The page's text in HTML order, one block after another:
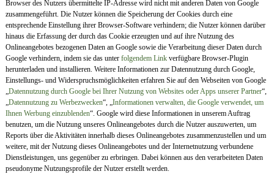
Browser des Nutzers übermittelte IP-Adresse wird nicht mit anderen Daten von Google
zusammengeführt. Die Nutzer können die Speicherung der Cookies durch eine
entsprechende Einstellung ihrer Browser-Software verhindern; die Nutzer können darüber
hinaus die Erfassung der durch das Cookie erzeugten und auf ihre Nutzung des
Onlineangebotes bezogenen Daten an Google sowie die Verarbeitung dieser Daten durch
Google verhindern, indem sie das unter folgendem Link verfügbare Browser-Plugin
herunterladen und installieren. Weitere Informationen zur Datennutzung durch Google,
Einstellungs- und Widerspruchsmöglichkeiten erfahren Sie auf den Webseiten von Google
„Datennutzung durch Google bei Ihrer Nutzung von Websites oder Apps unserer Partner“,
„Datennutzung zu Werbezwecken“, „Informationen verwalten, die Google verwendet, um
Ihnen Werbung einzublenden“. Google wird diese Informationen in unserem Auftrag
benutzen, um die Nutzung unseres Onlineangebotes durch die Nutzer auszuwerten, um
Reports über die Aktivitäten innerhalb dieses Onlineangebotes zusammenzustellen und um
weitere, mit der Nutzung dieses Onlineangebotes und der Internetnutzung verbundene
Dienstleistungen, uns gegenüber zu erbringen. Dabei können aus den verarbeiteten Daten
pseudonyme Nutzungsprofile der Nutzer erstellt werden.